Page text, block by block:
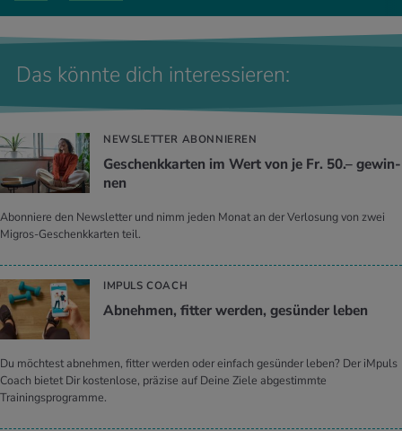
Das könnte dich interessieren:
NEWSLETTER ABONNIEREN
Ge­schenk­kar­ten im Wert von je Fr. 50.– ge­win­
nen
Abonniere den Newsletter und nimm jeden Monat an der Verlosung von zwei
Migros-Geschenkkarten teil.
IMPULS COACH
Ab­neh­men, fit­ter wer­den, ge­sün­der leben
Du möchtest abnehmen, fitter werden oder einfach gesünder leben? Der iMpuls
Coach bietet Dir kostenlose, präzise auf Deine Ziele abgestimmte
Trainingsprogramme.